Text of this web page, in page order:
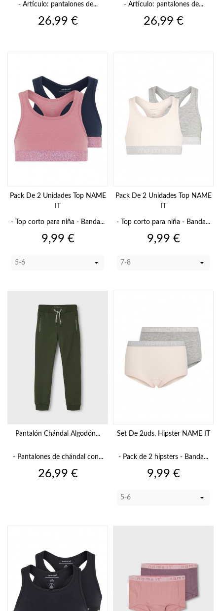
- Artículo: pantalones de...
Precio
26,99 €
- Artículo: pantalones de...
Precio
26,99 €
Pack De 2 Unidades Top NAME
- Top corto para niña - Banda...
Precio
9,99 €
Pack De 2 Unidades Top NAME
- Top corto para niña - Banda...
Precio
9,99 €
Pantalón Chándal Algodón...
- Pantalones de chándal con...
Precio
26,99 €
Set De 2uds. Hipster NAME IT
- Pack de 2 hípsters - Banda...
Precio
9,99 €